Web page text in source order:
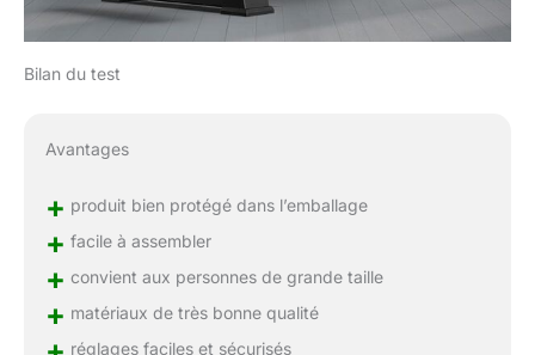
installer et à ranger,
permettant une
maximale tout en
SERVICE: JOROTO est
profondément impliqué
dans le secteur du
Bilan du test
Avantages
+ produit bien protégé dans l’emballage
+ facile à assembler
+ convient aux personnes de grande taille
+ matériaux de très bonne qualité
réglages faciles et sécurisés